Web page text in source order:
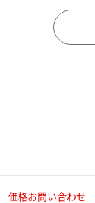
価格お問い合わせ